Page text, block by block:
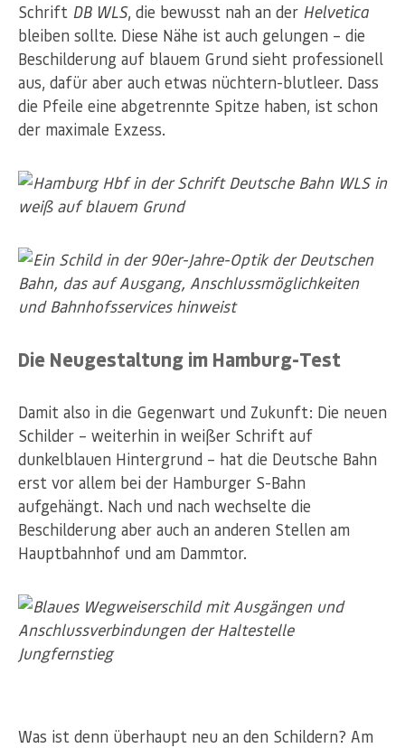
Schrift DB WLS, die bewusst nah an der Helvetica
bleiben sollte. Diese Nähe ist auch gelungen – die
Beschilderung auf blauem Grund sieht professionell
aus, dafür aber auch etwas nüchtern-blutleer. Dass
die Pfeile eine abgetrennte Spitze haben, ist schon
der maximale Exzess.
Die Neugestaltung im Hamburg-Test
Damit also in die Gegenwart und Zukunft: Die neuen
Schilder – weiterhin in weißer Schrift auf
dunkelblauen Hintergrund – hat die Deutsche Bahn
erst vor allem bei der Hamburger S-Bahn
aufgehängt. Nach und nach wechselte die
Beschilderung aber auch an anderen Stellen am
Hauptbahnhof und am Dammtor.
Was ist denn überhaupt neu an den Schildern? Am